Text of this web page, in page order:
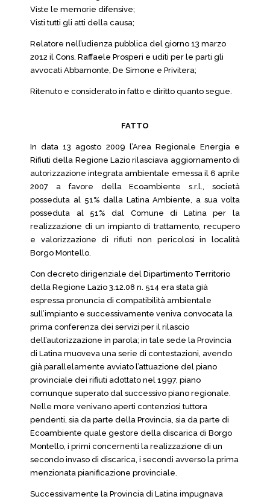
Viste le memorie difensive;
Visti tutti gli atti della causa;
Relatore nell’udienza pubblica del giorno 13 marzo
2012 il Cons. Raffaele Prosperi e uditi per le parti gli
avvocati Abbamonte, De Simone e Privitera;
Ritenuto e considerato in fatto e diritto quanto segue.
FATTO
In data 13 agosto 2009 l’Area Regionale Energia e
Rifiuti della Regione Lazio rilasciava aggiornamento di
autorizzazione integrata ambientale emessa il 6 aprile
2007 a favore della Ecoambiente s.r.l., società
posseduta al 51% dalla Latina Ambiente, a sua volta
posseduta al 51% dal Comune di Latina per la
realizzazione di un impianto di trattamento, recupero
e valorizzazione di rifiuti non pericolosi in località
Borgo Montello.
Con decreto dirigenziale del Dipartimento Territorio
della Regione Lazio 3.12.08 n. 514 era stata già
espressa pronuncia di compatibilità ambientale
sull’impianto e successivamente veniva convocata la
prima conferenza dei servizi per il rilascio
dell’autorizzazione in parola; in tale sede la Provincia
di Latina muoveva una serie di contestazioni, avendo
già parallelamente avviato l’attuazione del piano
provinciale dei rifiuti adottato nel 1997, piano
comunque superato dal successivo piano regionale.
Nelle more venivano aperti contenziosi tuttora
pendenti, sia da parte della Provincia, sia da parte di
Ecoambiente quale gestore della discarica di Borgo
Montello, i primi concernenti la realizzazione di un
secondo invaso di discarica, i secondi avverso la prima
menzionata pianificazione provinciale.
Successivamente la Provincia di Latina impugnava